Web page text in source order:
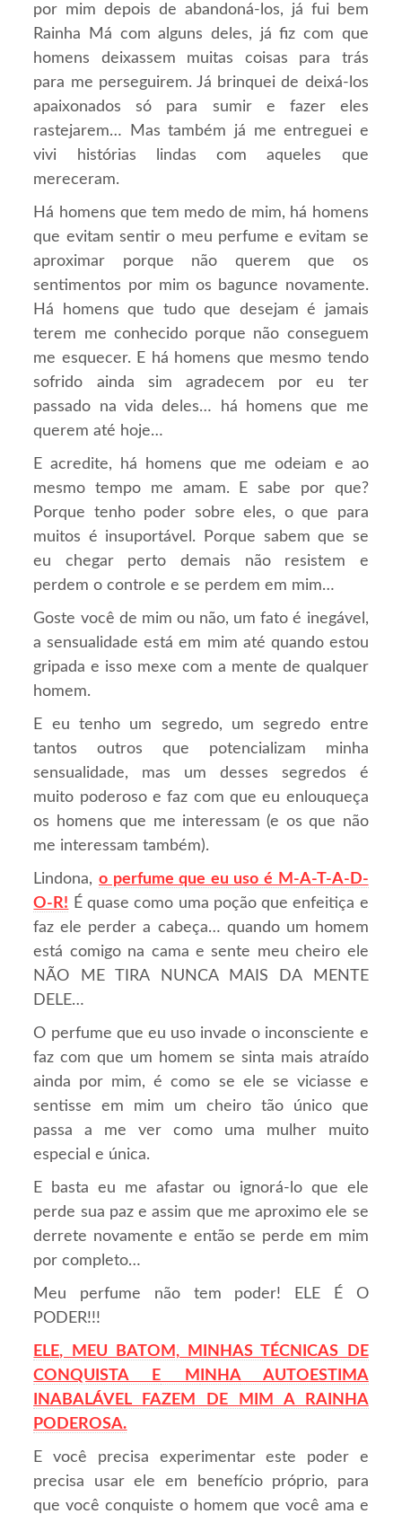
por mim depois de abandoná-los, já fui bem
Rainha Má com alguns deles, já fiz com que
homens deixassem muitas coisas para trás
para me perseguirem. Já brinquei de deixá-los
apaixonados só para sumir e fazer eles
rastejarem… Mas também já me entreguei e
vivi histórias lindas com aqueles que
mereceram.
Há homens que tem medo de mim, há homens
que evitam sentir o meu perfume e evitam se
aproximar porque não querem que os
sentimentos por mim os bagunce novamente.
Há homens que tudo que desejam é jamais
terem me conhecido porque não conseguem
me esquecer. E há homens que mesmo tendo
sofrido ainda sim agradecem por eu ter
passado na vida deles… há homens que me
querem até hoje…
E acredite, há homens que me odeiam e ao
mesmo tempo me amam. E sabe por que?
Porque tenho poder sobre eles, o que para
muitos é insuportável. Porque sabem que se
eu chegar perto demais não resistem e
perdem o controle e se perdem em mim…
Goste você de mim ou não, um fato é inegável,
a sensualidade está em mim até quando estou
gripada e isso mexe com a mente de qualquer
homem.
E eu tenho um segredo, um segredo entre
tantos outros que potencializam minha
sensualidade, mas um desses segredos é
muito poderoso e faz com que eu enlouqueça
os homens que me interessam (e os que não
me interessam também).
Lindona,o perfume que eu uso é M-A-T-A-D-
O-R! É quase como uma poção que enfeitiça e
faz ele perder a cabeça… quando um homem
está comigo na cama e sente meu cheiro ele
NÃO ME TIRA NUNCA MAIS DA MENTE
DELE…
O perfume que eu uso invade o inconsciente e
faz com que um homem se sinta mais atraído
ainda por mim, é como se ele se viciasse e
sentisse em mim um cheiro tão único que
passa a me ver como uma mulher muito
especial e única.
E basta eu me afastar ou ignorá-lo que ele
perde sua paz e assim que me aproximo ele se
derrete novamente e então se perde em mim
por completo…
Meu perfume não tem poder! ELE É O
PODER!!!
ELE, MEU BATOM, MINHAS TÉCNICAS DE
CONQUISTA E M INHAAUTOESTIMA
INABALÁVEL FAZEM DE MIM A RAINHA
PODEROSA.
E você precisa experimentar este poder e
precisa usar ele em benefício próprio, para
que você conquiste o homem que você ama e